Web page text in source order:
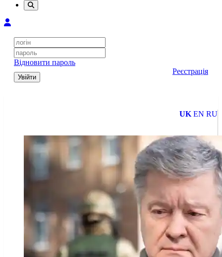
Відновити пароль
Увійти
Реєстрація
UK EN RU